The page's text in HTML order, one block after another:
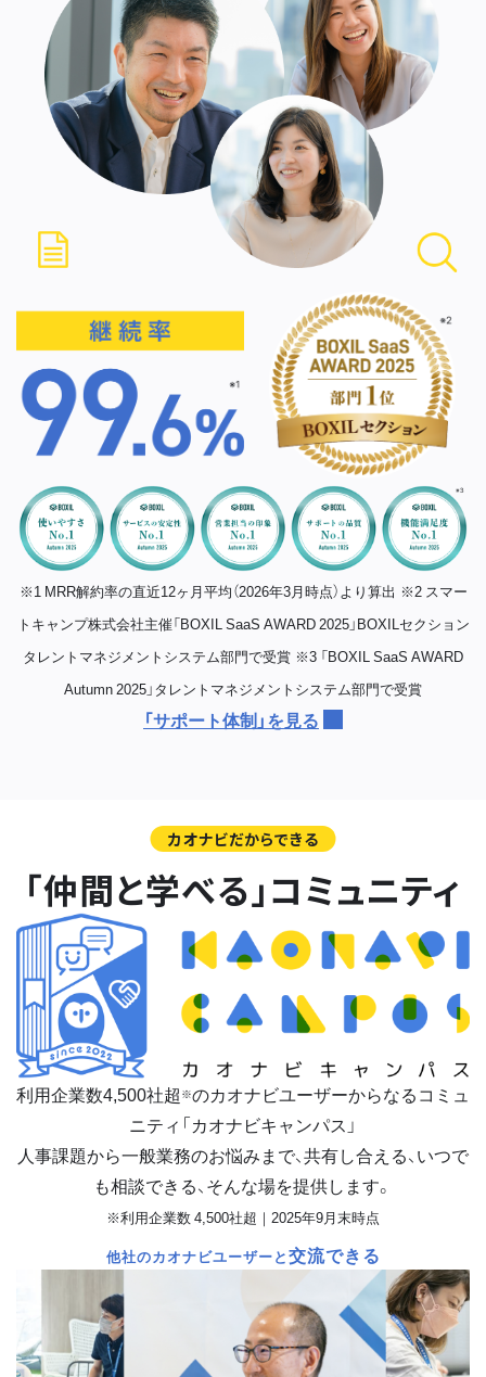
※1 MRR解約率の直近12ヶ月平均（2026年3月時点）より算出 ※2 スマー
トキャンプ株式会社主催「BOXIL SaaS AWARD 2025」BOXILセクション
タレントマネジメントシステム部門で受賞 ※3 「BOXIL SaaS AWARD
Autumn 2025」タレントマネジメントシステム部門で受賞
「サポート体制」を見る
カオナビだからできる
「仲間と学べる」コミュニティ
利用企業数4,500社超 ※のカオナビユーザーからなるコミュ
ニティ「カオナビキャンパス」
人事課題から一般業務のお悩みまで、共有し合える、いつで
も相談できる、そんな場を提供します。
※利用企業数 4,500社超｜2025年9月末時点
他社のカオナビユーザーと交流できる